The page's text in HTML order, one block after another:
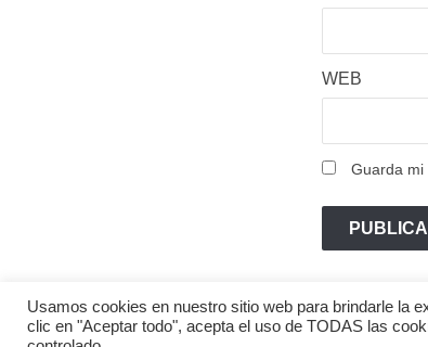
WEB
Guarda mi
Usamos cookies en nuestro sitio web para brindarle la
clic en "Aceptar todo", acepta el uso de TODAS las